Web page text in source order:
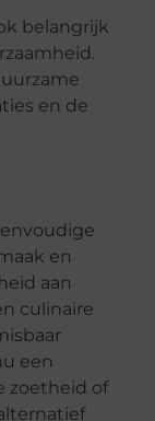
belangrijk
en de
en
aan
culinaire
een
zoetheid of